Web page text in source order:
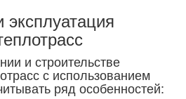
эксплуатация
и строительстве
с использованием
ряд особенностей: